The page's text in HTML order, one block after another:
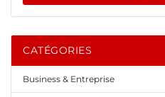
CATÉGORIES
Business & Entreprise